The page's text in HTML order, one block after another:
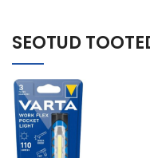
SEOTUD